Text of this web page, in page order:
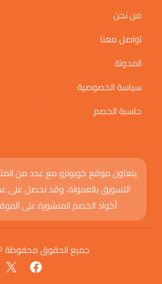
من نحن
تواصل معنا
المدونة
سياسة الخصوصية
حاسبة الخصم
يتعاون موقع كوبونزو مع عدد من
التسويق بالعمولة، وقد نحصل على
أكواد الخصم المنشورة على
جميع الحقوق محفوظة © 2026. موقع
فيسبوك